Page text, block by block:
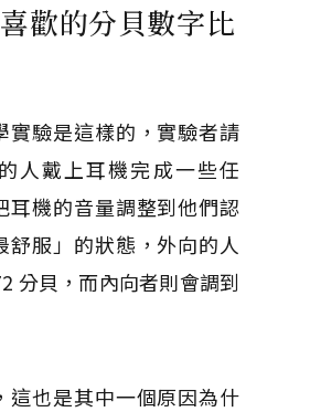
歡的分貝數字比
實驗是這樣的，實驗者請
人戴上耳機完成一些任
耳機的音量調整到他們認
舒服」的狀態，外向的人
分貝，而內向者則會調到
這也是其中一個原因為什